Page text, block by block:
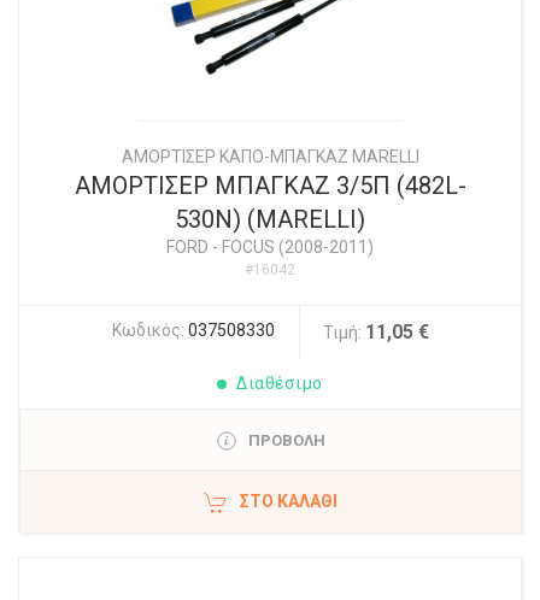
ΑΜΟΡΤΙΣΕΡ ΚΑΠΟ-ΜΠΑΓΚΑΖ MARELLI
ΑΜΟΡΤΙΣΕΡ ΜΠΑΓΚΑΖ 3/5Π (482L-
530N) (MARELLI)
FORD - FOCUS (2008-2011)
#16042
Κωδικός: 037508330 Τιμή: 11,05 €
Διαθέσιμο
ΠΡΟΒΟΛΗ
ΣΤΟ ΚΑΛΆΘΙ